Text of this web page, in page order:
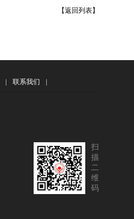
【返回列表】
联系我们
扫
描
二
维
码